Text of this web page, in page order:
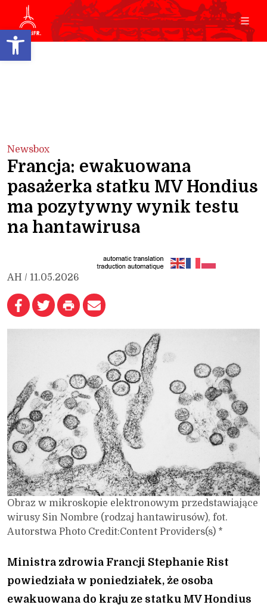
Open toolbar
Newsbox
Francja: ewakuowana
pasażerka statku MV Hondius
ma pozytywny wynik testu
na hantawirusa
AH / 11.05.2026
Obraz w mikroskopie elektronowym przedstawiające
wirusy Sin Nombre (rodzaj hantawirusów), fot.
Autorstwa Photo Credit:Content Providers(s) *
Ministra zdrowia Francji Stephanie Rist
powiedziała w poniedziałek, że osoba
ewakuowana do kraju ze statku MV Hondius